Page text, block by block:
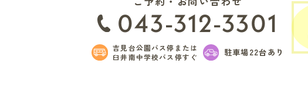
043-312-3301
吉見台公園バス停または
臼井南中学校バス停すぐ
駐車場22台あり